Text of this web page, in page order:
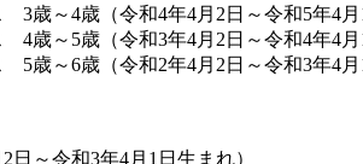
歳～4歳（令和4年4月2日～令和5年4月
歳～5歳（令和3年4月2日～令和4年4月
歳～6歳（令和2年4月2日～令和3年4月
～令和3年4月1日生まれ）